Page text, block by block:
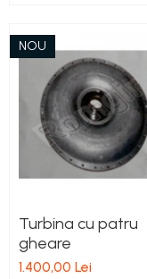
NOU
Turbina cu patru
gheare
1.400,00 Lei